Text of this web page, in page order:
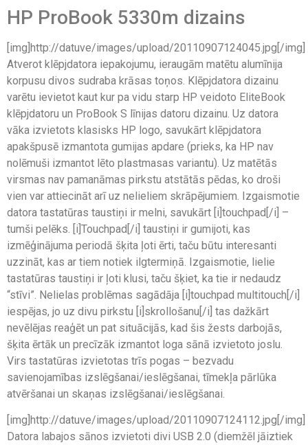
HP ProBook 5330m dizains
[img]http://datuve/images/upload/20110907124045.jpg[/img]
Atverot klēpjdatora iepakojumu, ieraugām matētu alumīnija
korpusu divos sudraba krāsas toņos. Klēpjdatora dizainu
varētu ievietot kaut kur pa vidu starp HP veidoto EliteBook
klēpjdatoru un ProBook S līnijas datoru dizainu. Uz datora
vāka izvietots klasisks HP logo, savukārt klēpjdatora
apakšpusē izmantota gumijas apdare (prieks, ka HP nav
nolēmuši izmantot lēto plastmasas variantu). Uz matētās
virsmas nav pamanāmas pirkstu atstātās pēdas, ko droši
vien var attiecināt arī uz nelieliem skrāpējumiem. Izgaismotie
datora tastatūras taustiņi ir melni, savukārt [i]touchpad[/i] –
tumši pelēks. [i]Touchpad[/i] taustiņi ir gumijoti, kas
izmēģinājuma periodā šķita ļoti ērti, taču būtu interesanti
uzzināt, kas ar tiem notiek ilgtermiņā. Izgaismotie, lielie
tastatūras taustiņi ir ļoti klusi, taču šķiet, ka tie ir nedaudz
“stīvi”. Nelielas problēmas sagādāja [i]touchpad multitouch[/i]
iespējas, jo uz divu pirkstu [i]skrollošanu[/i] tas dažkārt
nevēlējas reaģēt un pat situācijās, kad šis žests darbojās,
šķita ērtāk un precīzāk izmantot loga sānā izvietoto joslu.
Virs tastatūras izvietotas trīs pogas – bezvadu
savienojamības izslēgšanai/ieslēgšanai, tīmekļa pārlūka
atvēršanai un skaņas izslēgšanai/ieslēgšanai.
[img]http://datuve/images/upload/20110907124112.jpg[/img]
Datora labajos sānos izvietoti divi USB 2.0 (diemžēl jāiztiek